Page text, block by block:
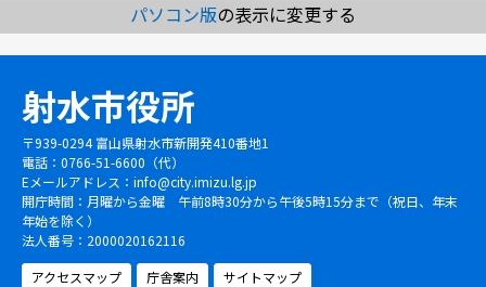
パソコン版の表示に変更する
射水市役所
〒939-0294 富山県射水市新開発410番地1
電話：0766-51-6600（代）
Eメールアドレス： info@city.imizu.lg.jp
開庁時間：月曜から金曜 午前8時30分から午後5時15分まで（祝日、年末
年始を除く）
法人番号：2000020162116
アクセスマップ
庁舎案内 サイトマップ